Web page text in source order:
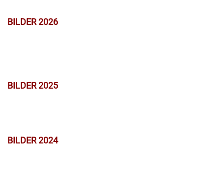
BILDER 2026
BILDER 2025
BILDER 2024